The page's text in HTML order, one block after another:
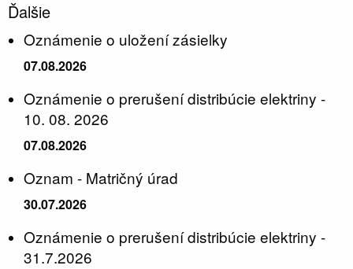
Ďalšie
Oznámenie o uložení zásielky
07.08.2026
Oznámenie o prerušení distribúcie elektriny -
10. 08. 2026
07.08.2026
Oznam - Matričný úrad
30.07.2026
Oznámenie o prerušení distribúcie elektriny -
31.7.2026